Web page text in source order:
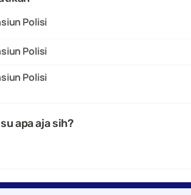
Polisi
Polisi
Polisi
apa aja sih?